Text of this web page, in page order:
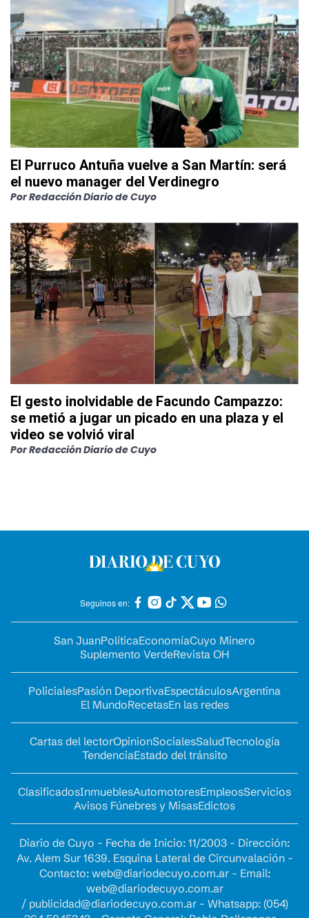
El Purruco Antuña vuelve a San Martín: será
el nuevo manager del Verdinegro
PorRedacción Diario de Cuyo
El gesto inolvidable de Facundo Campazzo:
se metió a jugar un picado en una plaza y el
video se volvió viral
PorRedacción Diario de Cuyo
Seguinos en:
San JuanPolíticaEconomíaCuyo Minero
Suplemento VerdeRevista OH
PolicialesPasión DeportivaEspectáculosArgentina
El MundoRecetasEn las redes
Cartas del lectorOpinionSocialesSaludTecnología
TendenciaEstado del tránsito
ClasificadosInmueblesAutomotoresEmpleosServicios
Avisos Fúnebres y MisasEdictos
Diario de Cuyo - Fecha de Inicio: 11/2003 - Dirección:
Av. Alem Sur 1639. Esquina Lateral de Circunvalación -
Contacto: web@diariodecuyo.com.ar- Email:
web@diariodecuyo.com.ar
/ publicidad@diariodecuyo.com.ar- Whatsapp: (054)